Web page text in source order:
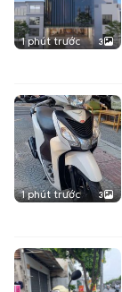
1 phút trước 3
1 phút trước 3